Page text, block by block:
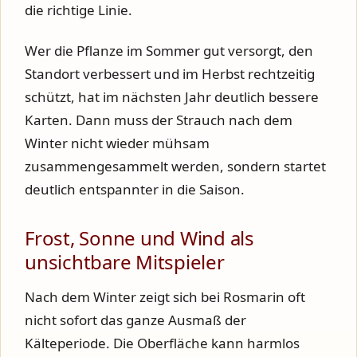
die richtige Linie.
Wer die Pflanze im Sommer gut versorgt, den
Standort verbessert und im Herbst rechtzeitig
schützt, hat im nächsten Jahr deutlich bessere
Karten. Dann muss der Strauch nach dem
Winter nicht wieder mühsam
zusammengesammelt werden, sondern startet
deutlich entspannter in die Saison.
Frost, Sonne und Wind als
unsichtbare Mitspieler
Nach dem Winter zeigt sich bei Rosmarin oft
nicht sofort das ganze Ausmaß der
Kälteperiode. Die Oberfläche kann harmlos